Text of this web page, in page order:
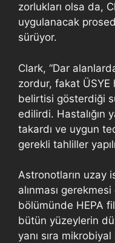
zorlukları olsa da,
uygulanacak
sürüyor.
Clark, “Dar
zordur, fakat ÜSYE
belirtisi gösterdiği
edilirdi. Hastalığın
takardı ve uygun
gerekli tahliller
Astronotların uzay
alınması
bölümünde HEPA
bütün yüzeylerin
yanı sıra mikrobiyal